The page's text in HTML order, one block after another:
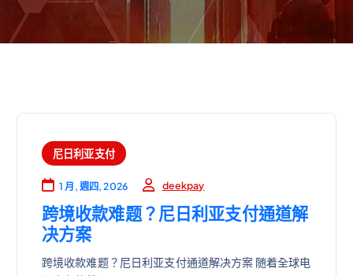
尼日利亚支付
1 月, 週四, 2026 deekpay
跨境收款难题？尼日利亚支付通道解
决方案
跨境收款难题？尼日利亚支付通道解决方案 随着全球电